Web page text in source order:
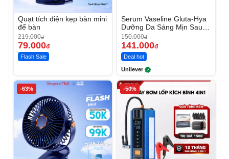
Quạt tích điện kẹp bàn mini
để bàn
219.000đ
79.000đ
Flash Sale
Serum Vaseline Gluta-Hya
Dưỡng Da Sáng Mịn Sau 7
Ngày
150.000đ
141.000đ
Deal hot
Unilever
-63% -50%